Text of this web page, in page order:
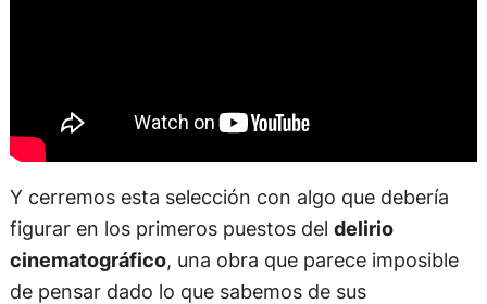
Y cerremos esta selección con algo que debería
figurar en los primeros puestos del delirio
cinematográfico, una obra que parece imposible
de pensar dado lo que sabemos de sus